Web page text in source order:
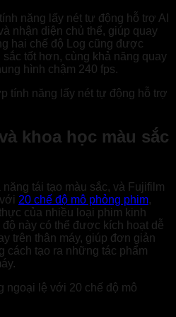
năng lấy nét tự động hỗ trợ AI
nhận diện chủ thể, giúp quay
hai chế độ Log cũng được
tốt hơn, cùng khả năng quay
hình chậm 240 fps.
khoa học màu sắc
tái tạo màu sắc, và Fujifilm
20 chế độ mô phỏng phim,
của nhiều loại phim kinh
này có thể được kích hoạt dễ
trên thân máy, giúp đơn giản
cách tạo ra những tác phẩm